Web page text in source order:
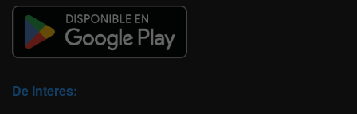
De Interes: